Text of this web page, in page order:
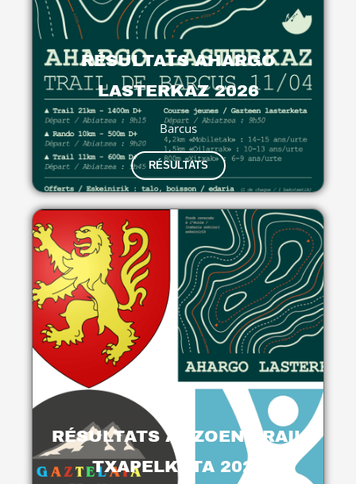
RÉSULTATS AHARGO
LASTERKAZ 2026
Barcus
RÉSULTATS
RÉSULTATS AÜZOEN TRAIL
TXAPELKETA 2026